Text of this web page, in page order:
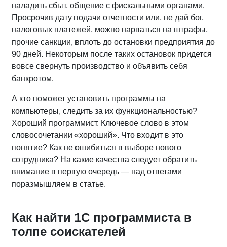
наладить сбыт, общение с фискальными органами.
Просрочив дату подачи отчетности или, не дай бог,
налоговых платежей, можно нарваться на штрафы,
прочие санкции, вплоть до остановки предприятия до
90 дней. Некоторым после таких остановок придется
вовсе свернуть производство и объявить себя
банкротом.
А кто поможет установить программы на
компьютеры, следить за их функциональностью?
Хороший программист. Ключевое слово в этом
словосочетании «хороший». Что входит в это
понятие? Как не ошибиться в выборе нового
сотрудника? На какие качества следует обратить
внимание в первую очередь — над ответами
поразмышляем в статье.
Как найти 1С программиста в
толпе соискателей